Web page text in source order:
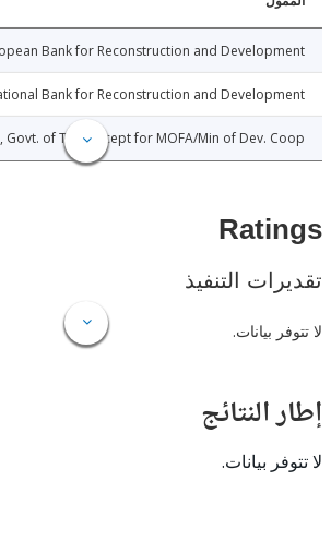
European Bank for Reconstruction and
International Bank for Reconstruction and
Govt. of THE (Except for MOFA/Min of Dev.
التنفيذ
بيانات.
بيانات.